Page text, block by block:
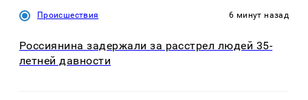
Происшествия 6 минут назад
Россиянина задержали за расстрел людей 35-
летней давности